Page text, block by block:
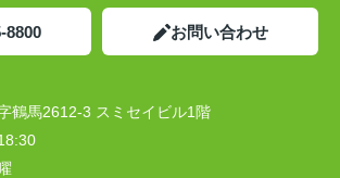
8800 お問い合わせ
鶴馬2612-3 スミセイビル1階